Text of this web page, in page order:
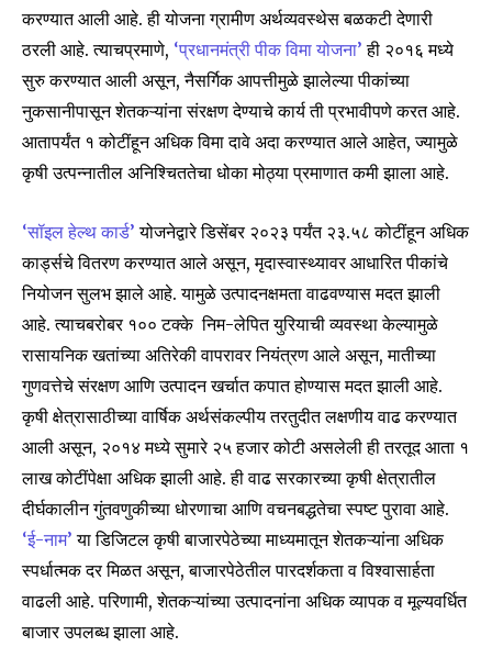
करण्यात आली आहे. ही योजना ग्रामीण अर्थव्यवस्थेस बळकटी देणारी
ठरली आहे. त्याचप्रमाणे, ‘प्रधानमंत्री पीक विमा योजना’ ही २०१६ मध्ये
सुरु करण्यात आली असून, नैसर्गिक आपत्तीमुळे झालेल्या पीकांच्या
नुकसानीपासून शेतकऱ्यांना संरक्षण देण्याचे कार्य ती प्रभावीपणे करत आहे.
आतापर्यंत १ कोटींहून अधिक विमा दावे अदा करण्यात आले आहेत, ज्यामुळे
कृषी उत्पन्नातील अनिश्चिततेचा धोका मोठ्या प्रमाणात कमी झाला आहे.
‘सॉइल हेल्थ कार्ड’ योजनेद्वारे डिसेंबर २०२३ पर्यंत २३.५८ कोटींहून अधिक
कार्ड्सचे वितरण करण्यात आले असून, मृदास्वास्थ्यावर आधारित पीकांचे
नियोजन सुलभ झाले आहे. यामुळे उत्पादनक्षमता वाढवण्यास मदत झाली
आहे. त्याचबरोबर १०० टक्के निम-लेपित युरियाची व्यवस्था केल्यामुळे
रासायनिक खतांच्या अतिरेकी वापरावर नियंत्रण आले असून, मातीच्या
गुणवत्तेचे संरक्षण आणि उत्पादन खर्चात कपात होण्यास मदत झाली आहे.
कृषी क्षेत्रासाठीच्या वार्षिक अर्थसंकल्पीय तरतुदीत लक्षणीय वाढ करण्यात
आली असून, २०१४ मध्ये सुमारे २५ हजार कोटी असलेली ही तरतूद आता १
लाख कोटींपेक्षा अधिक झाली आहे. ही वाढ सरकारच्या कृषी क्षेत्रातील
दीर्घकालीन गुंतवणुकीच्या धोरणाचा आणि वचनबद्धतेचा स्पष्ट पुरावा आहे.
‘ई-नाम’ या डिजिटल कृषी बाजारपेठेच्या माध्यमातून शेतकऱ्यांना अधिक
स्पर्धात्मक दर मिळत असून, बाजारपेठेतील पारदर्शकता व विश्वासार्हता
वाढली आहे. परिणामी, शेतकऱ्यांच्या उत्पादनांना अधिक व्यापक व मूल्यवर्धित
बाजार उपलब्ध झाला आहे.